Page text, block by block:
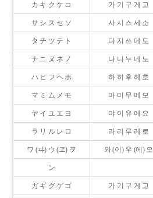
カ キ ク ケ コ 가 기 구 게 고
サ シ ス セ ソ 사 시 스 세 소
タ チ ツ テ ト 다 지 쓰 데 도
ナ ニ ヌ ネ ノ 나 니 누 네 노
ハ ヒ フ ヘ ホ 하 히 후 헤 호
マ ミ ム メ モ 마 미 무 메 모
ヤ イ ユ エ ヨ 야 이 유 에 요
ラ リ ル レ ロ 라 리 루 레 로
ワ (ヰ) ウ (ヱ) ヲ 와 (이) 우 (에) 오
ン
ガ ギ グ ゲ ゴ 가 기 구 게 고